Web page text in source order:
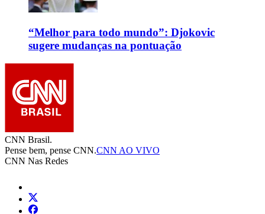
“Melhor para todo mundo”: Djokovic
sugere mudanças na pontuação
CNN Brasil.
Pense bem, pense CNN.CNN AO VIVO
CNN Nas Redes